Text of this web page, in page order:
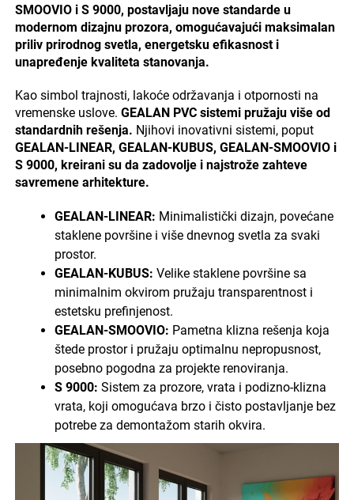
SMOOVIO i S 9000, postavljaju nove standarde u
modernom dizajnu prozora, omogućavajući maksimalan
priliv prirodnog svetla, energetsku efikasnost i
unapređenje kvaliteta stanovanja.
Kao simbol trajnosti, lakoće održavanja i otpornosti na
vremenske uslove. GEALAN PVC sistemi pružaju više od
standardnih rešenja. Njihovi inovativni sistemi, poput
GEALAN-LINEAR, GEALAN-KUBUS, GEALAN-SMOOVIO i
S 9000, kreirani su da zadovolje i najstrože zahteve
savremene arhitekture.
GEALAN-LINEAR: Minimalistički dizajn, povećane
staklene površine i više dnevnog svetla za svaki
prostor.
GEALAN-KUBUS: Velike staklene površine sa
minimalnim okvirom pružaju transparentnost i
estetsku prefinjenost.
GEALAN-SMOOVIO: Pametna klizna rešenja koja
štede prostor i pružaju optimalnu nepropusnost,
posebno pogodna za projekte renoviranja.
S 9000: Sistem za prozore, vrata i podizno-klizna
vrata, koji omogućava brzo i čisto postavljanje bez
potrebe za demontažom starih okvira.